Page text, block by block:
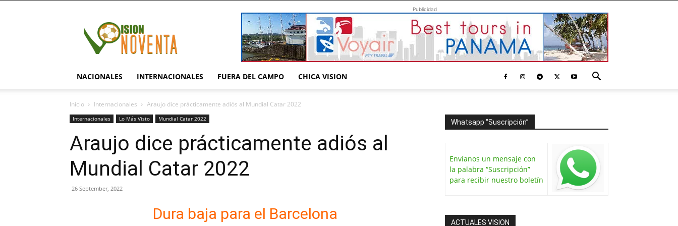
Publicidad
NACIONALES INTERNACIONALES FUERA DEL CAMPO CHICA VISION
Inicio Internacionales Araujo dice prácticamente adiós al Mundial Catar 2022
Internacionales Lo Más Visto Mundial Catar 2022
Araujo dice prácticamente adiós al
Mundial Catar 2022
26 September, 2022
Dura baja para el Barcelona
Whatsapp “Suscripción”
Envíanos un mensaje con
la palabra “Suscripción”
para recibir nuestro boletín
ACTUALES VISION